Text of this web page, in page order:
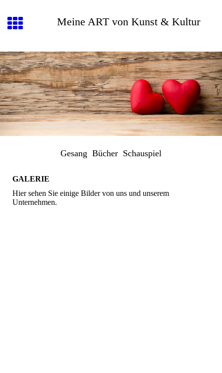
Meine ART von Kunst & Kultur
Gesang Bücher Schauspiel
GALERIE
Hier sehen Sie einige Bilder von uns und unserem
Unternehmen.